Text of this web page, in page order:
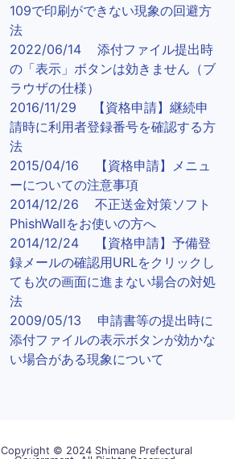
109で印刷ができない現象の回避方
法
2022/06/14 添付ファイル提出時
の「表示」ボタンは効きません（ブ
ラウザの仕様）
2016/11/29 【資格申請】継続申
請時に利用者登録番号を確認する方
法
2015/04/16 【資格申請】メニュ
ーについての注意事項
2014/12/26 不正送金対策ソフト
PhishWallをお使いの方へ
2014/12/24 【資格申請】予備登
録メールの確認用URLをクリックし
ても次の画面に進まない場合の対処
法
2009/05/13 申請書等の提出時に
添付ファイルの表示ボタンが効かな
い場合がある現象について
Copyright © 2024 Shimane Prefectural